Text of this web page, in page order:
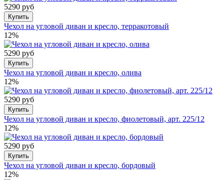
5290 руб
Купить
Чехол на угловой диван и кресло, терракотовый
12%
5290 руб
Купить
Чехол на угловой диван и кресло, олива
12%
5290 руб
Купить
Чехол на угловой диван и кресло, фиолетовый, арт. 225/12
12%
5290 руб
Купить
Чехол на угловой диван и кресло, бордовый
12%